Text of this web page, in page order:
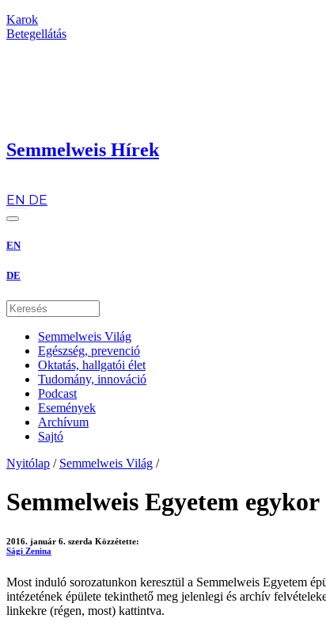
Karok
Betegellátás
Semmelweis Hírek
EN DE
EN
DE
Semmelweis Világ
Egészség, prevenció
Oktatás, hallgatói élet
Tudomány, innováció
Podcast
Események
Archívum
Sajtó
Nyitólap / Semmelweis Világ /
Semmelweis Egyetem egykor
2016. január 6. szerda Közzétette:
Sági Zenina
Most induló sorozatunkon keresztül a Semmelweis Egyetem
intézetének épülete tekinthető meg jelenlegi és archív
linkekre (régen, most) kattintva.